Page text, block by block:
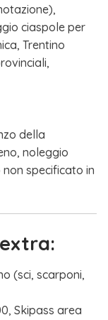
ciaspole per
Trentino
della
noleggio
specificato in
(sci, scarponi,
Skipass area